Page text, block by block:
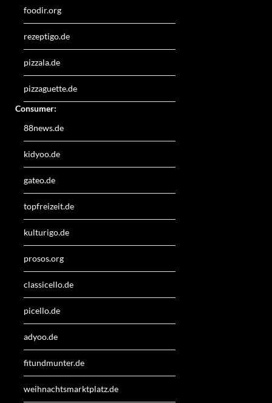
foodir.org
rezeptigo.de
pizzala.de
pizzaguette.de
Consumer:
88news.de
kidyoo.de
gateo.de
topfreizeit.de
kulturigo.de
prosos.org
classicello.de
picello.de
adyoo.de
fitundmunter.de
weihnachtsmarktplatz.de